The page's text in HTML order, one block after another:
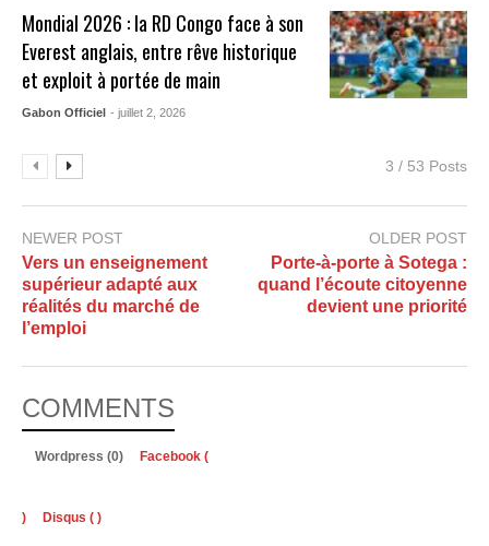
Mondial 2026 : la RD Congo face à son
Everest anglais, entre rêve historique
et exploit à portée de main
Gabon Officiel - juillet 2, 2026
3 / 53 Posts
NEWER POST
Vers un enseignement
supérieur adapté aux
réalités du marché de
l’emploi
OLDER POST
Porte-à-porte à Sotega :
quand l’écoute citoyenne
devient une priorité
COMMENTS
Wordpress (0) Facebook (
) Disqus ( )